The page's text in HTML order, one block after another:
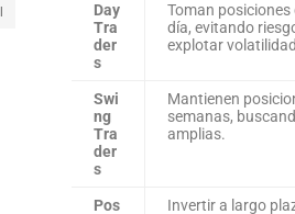
Day
Tra
der
s
Toman posiciones
día, evitando
explotar
Swi
ng
Tra
der
s
Mantienen
semanas,
amplias.
Pos
Invertir a largo